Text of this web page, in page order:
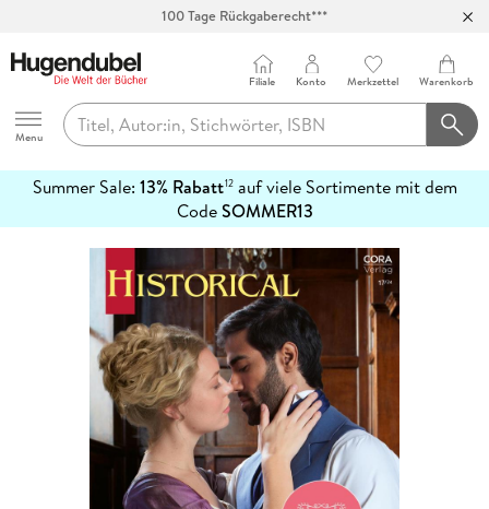
100 Tage Rückgaberecht***
Hugendubel
Menu
Filiale Konto Merkzettel Warenkorb
Summer Sale: 13% Rabatt12auf viele Sortimente mit dem
CodeSOMMER13
erfahren